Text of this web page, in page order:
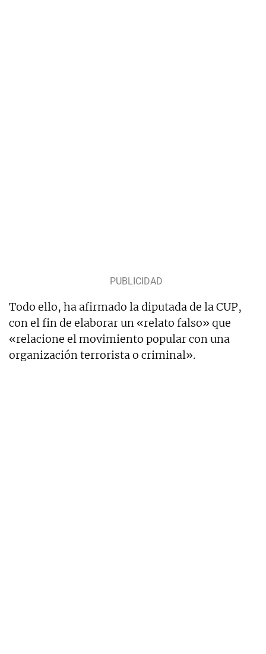
Todo ello, ha afirmado la diputada de la CUP,
con el fin de elaborar un «relato falso» que
«relacione el movimiento popular con una
organización terrorista o criminal».